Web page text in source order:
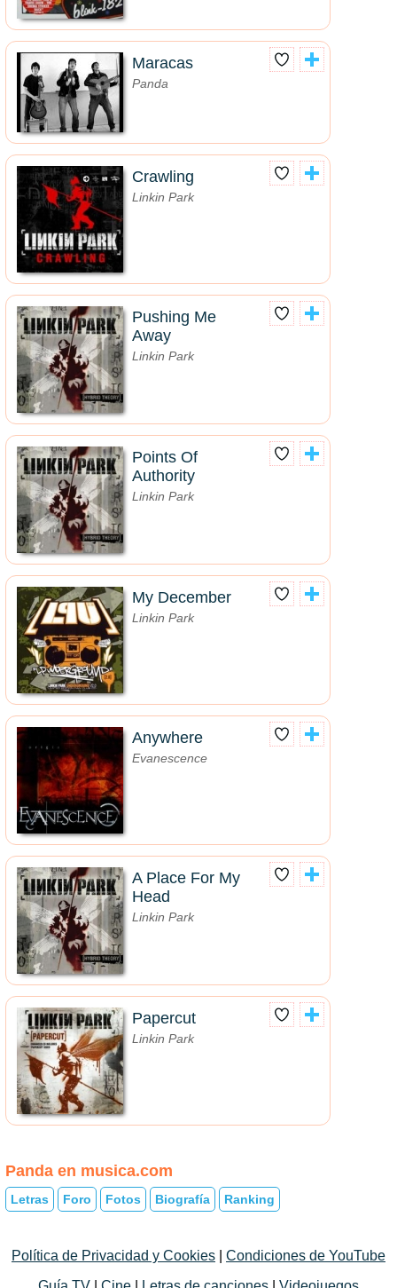
Maracas
Panda
Crawling
Linkin Park
Pushing Me
Away
Linkin Park
Points Of
Authority
Linkin Park
My December
Linkin Park
Anywhere
Evanescence
A Place For My
Head
Linkin Park
Papercut
Linkin Park
Panda en musica.com
Letras Foro Fotos Biografía Ranking
Política de Privacidad y Cookies
Condiciones de YouTube